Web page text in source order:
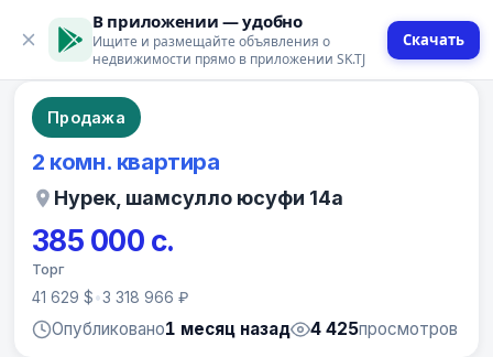
В приложении — удобно
Ищите и размещайте объявления о
недвижимости прямо в приложении SK.TJ
Скачать
2 фото
Продажа
2 комн. квартира
Нурек, шамсулло юсуфи 14а
385 000 с.
Торг
41 629 $•3 318 966 ₽
Опубликовано1 месяц назад 4 425просмотров